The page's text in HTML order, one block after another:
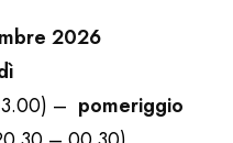
2026
– pomeriggio